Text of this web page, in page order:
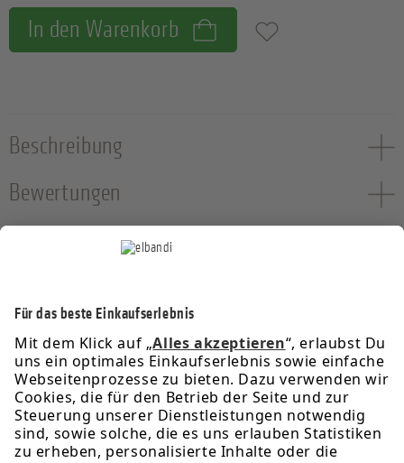
In den Warenkorb Zum Merkzettel hinzufügen
Beschreibung
Bewertungen
Service-Hotline
Informationen
Rechtliches
Über uns